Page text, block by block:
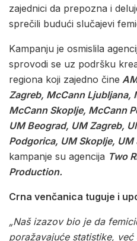
zajednici da prepozna i
sprečili budući slučajevi
Kampanju je osmislila
sprovodi se uz podršku
regiona koji zajedno čine
Zagreb, McCann Ljubljana,
McCann Skoplje, McCann
UM Beograd, UM Zagreb,
Podgorica, UM Skoplje, UM
kampanje su agencija Two
Production.
Crna venčanica tuguje i
„Naš izazov bio je da
poražavajuće statistike,